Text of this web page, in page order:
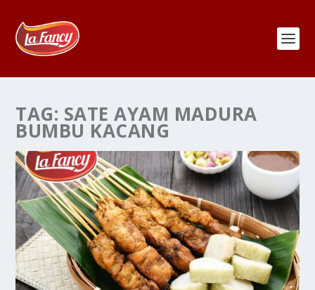
TAG: SATE AYAM MADURA
BUMBU KACANG